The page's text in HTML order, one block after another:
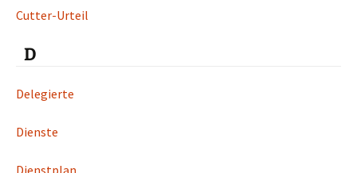
Cutter-Urteil
D
Delegierte
Dienste
Dienstplan